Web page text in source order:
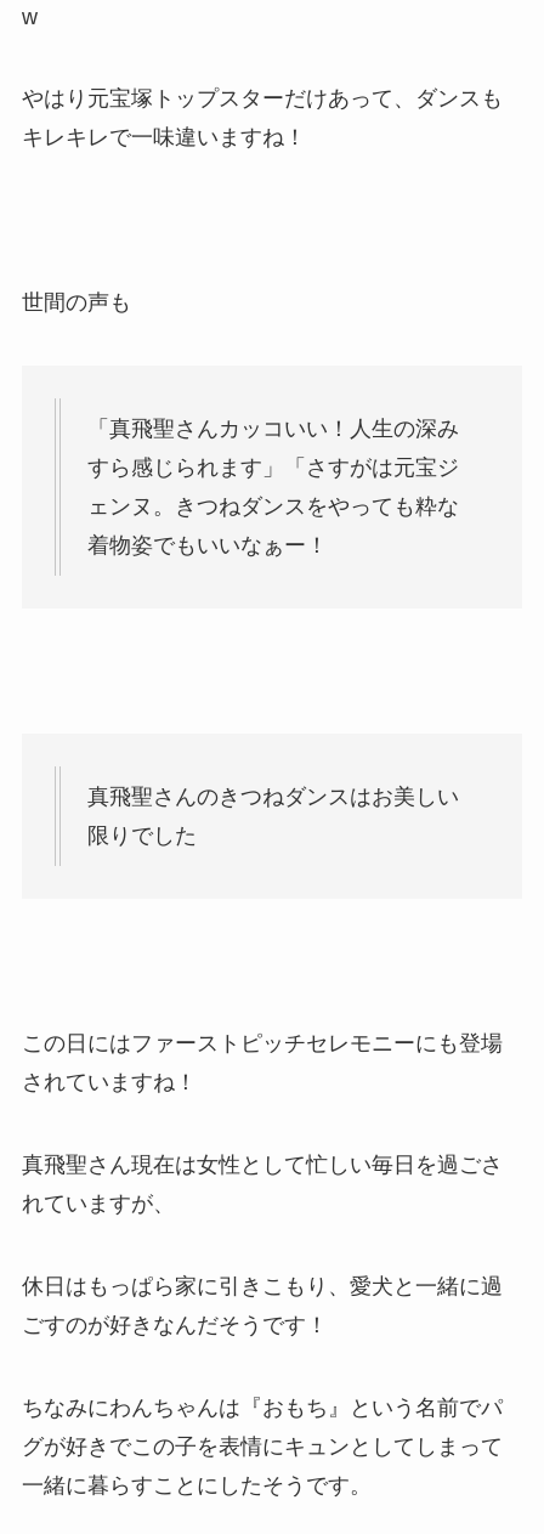
w
やはり元宝塚トップスターだけあって、ダンスも
キレキレで一味違いますね！
世間の声も
「 真飛聖さんカッコいい！人生の深み
すら感じられます」「さすがは元宝ジ
ェンヌ。
きつねダンス をやっても粋な
着物姿でもいいなぁー！
真飛聖さんのきつねダンス はお美しい
限りでした
この日にはファーストピッチセレモニーにも登場
されていますね！
真飛聖さん現在は女性として忙しい毎日を過ごさ
れていますが、
休日はもっぱら家に引きこもり、愛犬と一緒に過
ごすのが好きなんだそうです！
ちなみにわんちゃんは『おもち』という名前でパ
グが好きでこの子を表情にキュンとしてしまって
一緒に暮らすことにしたそうです。